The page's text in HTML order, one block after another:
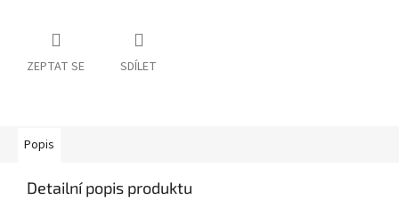
ZEPTAT SE SDÍLET
Popis
Detailní popis produktu